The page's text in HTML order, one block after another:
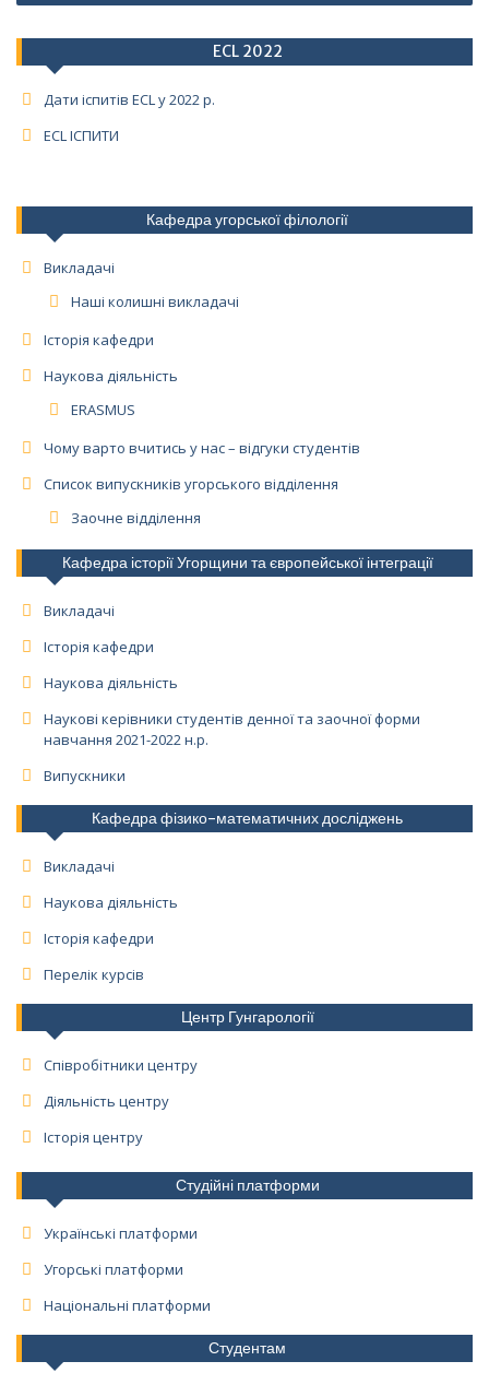
ECL 2022
Дати іспитів ECL у 2022 р.
ECL ІСПИТИ
Кафедра угорської філології
Викладачі
Наші колишні викладачі
Історія кафедри
Наукова діяльність
ERASMUS
Чому варто вчитись у нас – відгуки студентів
Список випускників угорського відділення
Заочне відділення
Кафедра історії Угорщини та європейської інтеграції
Викладачі
Історія кафедри
Наукова діяльність
Наукові керівники студентів денної та заочної форми
навчання 2021-2022 н.р.
Випускники
Кафедра фізико-математичних досліджень
Викладачі
Наукова діяльність
Історія кафедри
Перелік курсів
Центр Гунгарології
Співробітники центру
Діяльність центру
Історія центру
Студійні платформи
Українські платформи
Угорські платформи
Національні платформи
Студентам